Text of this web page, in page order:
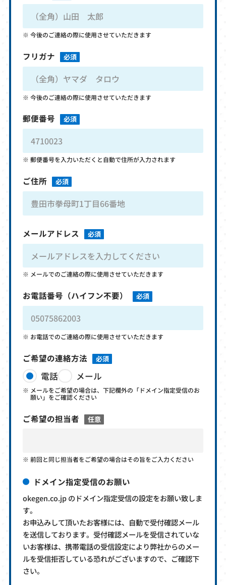
今後のご連絡の際に使用させていただきます
フリガナ 必須
今後のご連絡の際に使用させていただきます
郵便番号 必須
郵便番号を入力いただくと自動で住所が入力されます
ご住所 必須
メールアドレス 必須
メールでのご連絡の際に使用させていただきます
お電話番号 （ハイフン不要） 必須
お電話でのご連絡の際に使用させていただきます
ご希望の連絡方法 必須
電話 メール
メールをご希望の場合は、下記欄外の「ドメイン指定受信のお
願い」をご確認ください
ご希望の担当者 任意
前回と同じ担当者をご希望の場合はその旨をご入力ください
ドメイン指定受信のお願い
okegen.co.jp のドメイン指定受信の設定をお願い致しま
す。
お申込みして頂いたお客様には、自動で受付確認メール
を送信しております。受付確認メールを受信されていな
いお客様は、携帯電話の受信設定により弊社からのメー
ルを受信拒否している恐れがございますので、ご確認下
さい。